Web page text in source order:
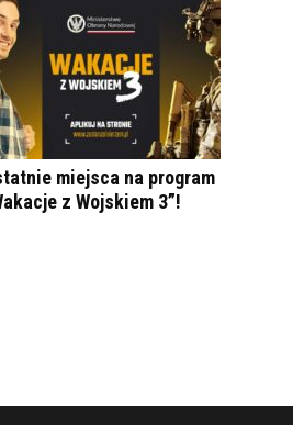
miejsca na program
z Wojskiem 3”!